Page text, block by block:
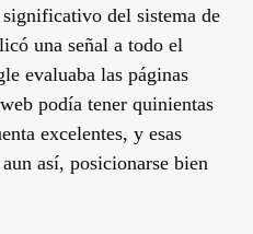
del sistema de
una señal a todo el
evaluaba las páginas
podía tener quinientas
excelentes, y esas
así, posicionarse bien